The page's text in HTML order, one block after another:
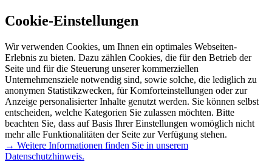
Cookie-Einstellungen
Wir verwenden Cookies, um Ihnen ein optimales Webseiten-
Erlebnis zu bieten. Dazu zählen Cookies, die für den Betrieb der
Seite und für die Steuerung unserer kommerziellen
Unternehmensziele notwendig sind, sowie solche, die lediglich zu
anonymen Statistikzwecken, für Komforteinstellungen oder zur
Anzeige personalisierter Inhalte genutzt werden. Sie können selbst
entscheiden, welche Kategorien Sie zulassen möchten. Bitte
beachten Sie, dass auf Basis Ihrer Einstellungen womöglich nicht
mehr alle Funktionalitäten der Seite zur Verfügung stehen.
→ Weitere Informationen finden Sie in unserem
Datenschutzhinweis.